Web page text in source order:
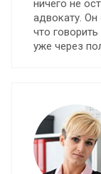
ничего не
адвокату. Он
что
уже через